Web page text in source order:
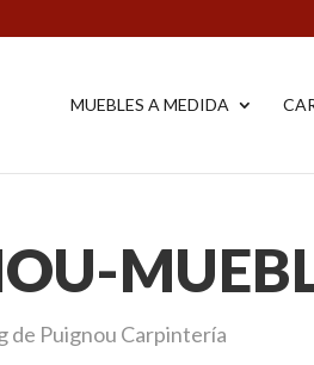
MUEBLES A MEDIDA
de Puignou Carpintería